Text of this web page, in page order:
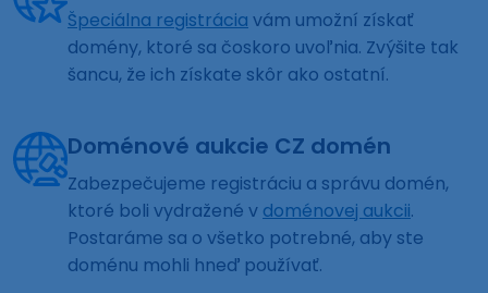
Špeciálna registrácia vám umožní získať
domény, ktoré sa čoskoro uvoľnia. Zvýšite tak
šancu, že ich získate skôr ako ostatní.
Doménové aukcie CZ domén
Zabezpečujeme registráciu a správu domén,
ktoré boli vydražené v doménovej aukcii.
Postaráme sa o všetko potrebné, aby ste
doménu mohli hneď používať.